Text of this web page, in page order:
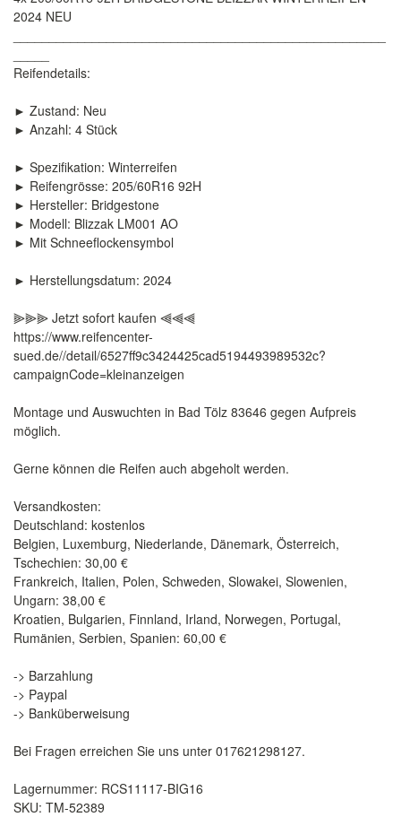
2024 NEU
Reifendetails:
► Zustand: Neu
► Anzahl: 4 Stück
► Spezifikation: Winterreifen
► Reifengrösse: 205/60R16 92H
► Hersteller: Bridgestone
► Modell: Blizzak LM001 AO
► Mit Schneeflockensymbol
► Herstellungsdatum: 2024
⫸⫸⫸ Jetzt sofort kaufen ⫷⫷⫷
https://www.reifencenter-
sued.de//detail/6527ff9c3424425cad5194493989532c?
campaignCode=kleinanzeigen
Montage und Auswuchten in Bad Tölz 83646 gegen Aufpreis
möglich.
Gerne können die Reifen auch abgeholt werden.
Versandkosten:
Deutschland: kostenlos
Belgien, Luxemburg, Niederlande, Dänemark, Österreich,
Tschechien: 30,00 €
Frankreich, Italien, Polen, Schweden, Slowakei, Slowenien,
Ungarn: 38,00 €
Kroatien, Bulgarien, Finnland, Irland, Norwegen, Portugal,
Rumänien, Serbien, Spanien: 60,00 €
-> Barzahlung
-> Paypal
-> Banküberweisung
Bei Fragen erreichen Sie uns unter 017621298127.
Lagernummer: RCS11117-BIG16
SKU: TM-52389